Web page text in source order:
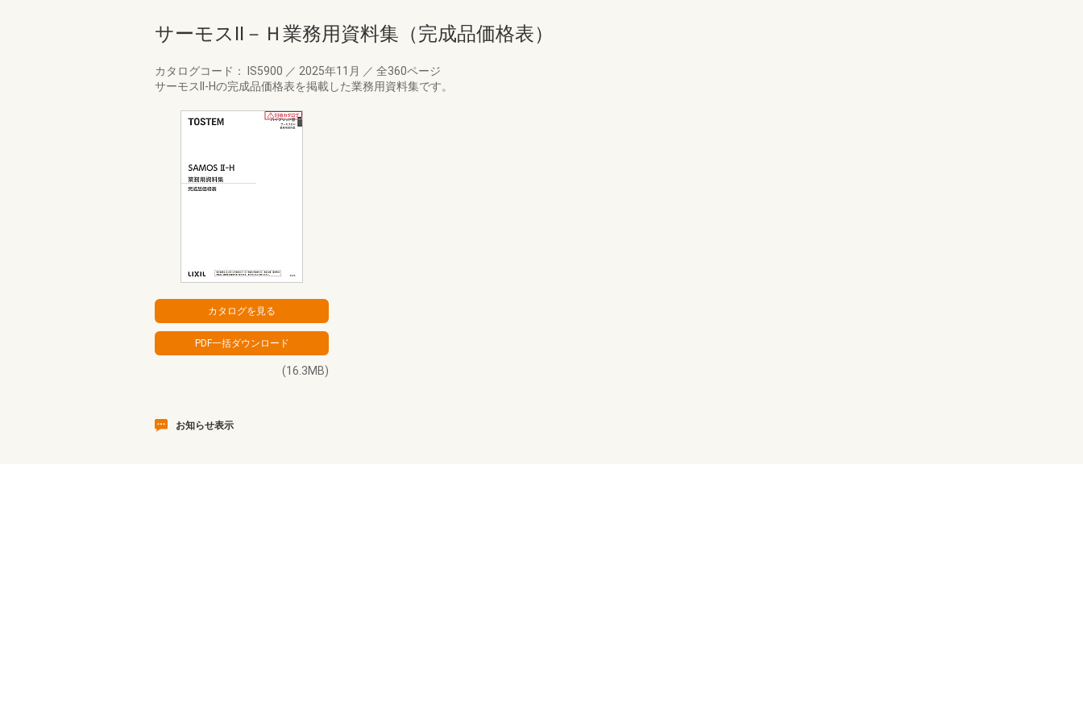
サーモスⅡ－Ｈ業務用資料集（完成品価格表）
カタログコード： IS5900 ／ 2025年11月 ／ 全360ページ
サーモスII-Hの完成品価格表を掲載した業務用資料集です。
(16.3MB)
お知らせ表示